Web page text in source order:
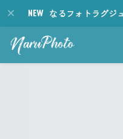
なるフォトラグジ